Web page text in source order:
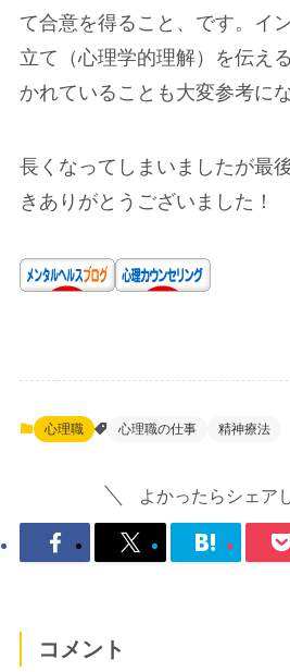
て合意を得ること、です。イ
立て（心理学的理解）を伝え
かれていることも大変参考に
長くなってしまいましたが最
きありがとうございました！
心理職 心理職の仕事 精神療法
よかったらシェア
コメント